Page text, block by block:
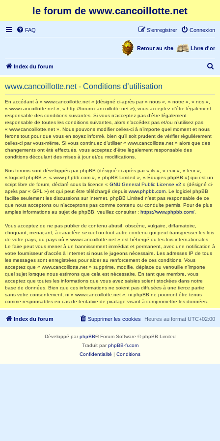
le forum de www.cancoillotte.net
FAQ Connexion
S’enregistrer
Livre d'or
Retour au site
Index du forum
e
www.cancoillotte.net - Conditions d’utilisation
En accédant à « www.cancoillotte.net » (désigné ci-après par « nous », « notre », « nos »,
« www.cancoillotte.net », « http://forum.cancoillotte.net »), vous acceptez d’être légalement
responsable des conditions suivantes. Si vous n’acceptez pas d’être légalement
responsable de toutes les conditions suivantes, alors n’accédez pas et/ou n’utilisez pas
« www.cancoillotte.net ». Nous pouvons modifier celles-ci à n’importe quel moment et nous
ferons tout pour que vous en soyez informé, bien qu’il soit prudent de vérifier régulièrement
celles-ci par vous-même. Si vous continuez d’utiliser « www.cancoillotte.net » alors que des
changements ont été effectués, vous acceptez d’être légalement responsable des
conditions découlant des mises à jour et/ou modifications.
Nos forums sont développés par phpBB (désigné ci-après par « ils », « eux », « leur »,
« logiciel phpBB », « www.phpbb.com », « phpBB Limited », « Équipes phpBB ») qui est un
script libre de forum, déclaré sous la licence « GNU General Public License v2 » (désigné ci-
après par « GPL ») et qui peut être téléchargé depuis www.phpbb.com . Le logiciel phpBB
facilite seulement les discussions sur Internet. phpBB Limited n’est pas responsable de ce
que nous acceptons ou n’acceptons pas comme contenu ou conduite permis. Pour de plus
amples informations au sujet de phpBB, veuillez consulter : https://www.phpbb.com/
Vous acceptez de ne pas publier de contenu abusif, obscène, vulgaire, diffamatoire,
choquant, menaçant, à caractère sexuel ou tout autre contenu qui peut transgresser les lois
de votre pays, du pays où « www.cancoillotte.net » est hébergé ou les lois internationales.
Le faire peut vous mener à un bannissement immédiat et permanent, avec une notification à
votre fournisseur d’accès à Internet si nous le jugeons nécessaire. Les adresses IP de tous
les messages sont enregistrées pour aider au renforcement de ces conditions. Vous
acceptez que « www.cancoillotte.net » supprime, modifie, déplace ou verrouille n’importe
quel sujet lorsque nous estimons que cela est nécessaire. En tant que membre, vous
acceptez que toutes les informations que vous avez saisies soient stockées dans notre
base de données. Bien que ces informations ne soient pas diffusées à une tierce partie
sans votre consentement, ni « www.cancoillotte.net », ni phpBB ne pourront être tenus
comme responsables en cas de tentative de piratage visant à compromettre les données.
Index du forum Heures au format UTC+02:00
Supprimer les cookies
Développé parphpBB® Forum Software © phpBB Limited
Traduit parphpBB-fr.com
Confidentialité | Conditions